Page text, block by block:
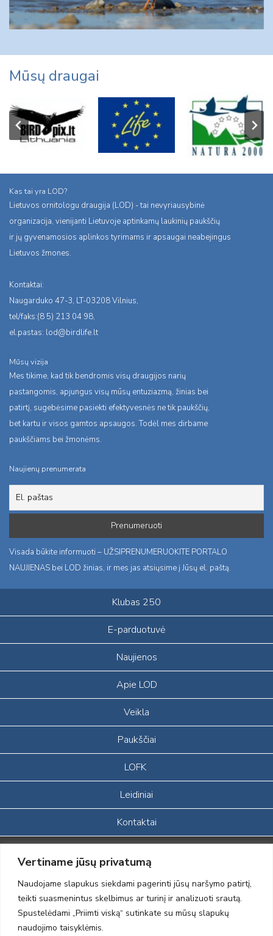
Vertiname jūsų privatumą
Naudojame slapukus siekdami pagerinti jūsų naršymo patirtį,
teikti suasmenintus skelbimus ar turinį ir analizuoti srautą.
Spustelėdami „Priimti viską“ sutinkate su mūsų slapukų
naudojimo taisyklėmis.
Mūsų draugai
Kas tai yra LOD?
Lietuvos ornitologu draugija (LOD) - tai nevyriausybinė
organizacija, vienijanti Lietuvoje aptinkamų laukinių paukščių
ir jų gyvenamosios aplinkos tyrimams ir apsaugai neabejingus
Lietuvos žmones.
Kontaktai:
Naugarduko 47-3, LT-03208 Vilnius,
tel/faks:(8 5) 213 04 98,
el.pastas: lod@birdlife.lt
Mūsų vizija
Mes tikime, kad tik bendromis visų draugijos narių
pastangomis, apjungus visų mūsų entuziazmą, žinias bei
patirtį, sugebėsime pasiekti efektyvesnės ne tik paukščių,
bet kartu ir visos gamtos apsaugos. Todėl mes dirbame
paukščiams bei žmonėms.
Naujienų prenumerata
Visada būkite informuoti – UŽSIPRENUMERUOKITE PORTALO
NAUJIENAS bei LOD žinias, ir mes jas atsiųsime į Jūsų el. paštą.
Klubas 250
E-parduotuvė
Naujienos
Apie LOD
Veikla
Paukščiai
LOFK
Leidiniai
Kontaktai
Portalas sukurtas įgyvendinant Lietuvos Respublikos, Europos
ekonominės erdvės ir Norvegijos finansinių mechanizmų iš dalies
finansuojamą paprojektį
„LOD visuomeninės /gamtosauginės veiklos sustiprinimas ir įvaizdžio
formavimas įtraukiant visuomenę į aplinkosauginių tyrimų veiklą“
(paprojekčio
įgyvendinimo sutarties numeris 2004-LT0008-NVO-1EEE/NOR-02-